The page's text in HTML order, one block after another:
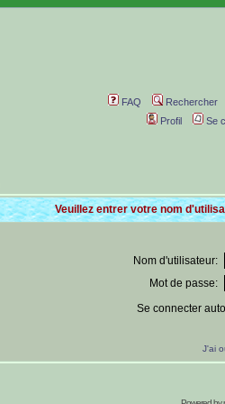
FAQ
Rechercher
Profil
Se
Veuillez entrer votre nom
Nom d'utilisateur:
Mot de passe:
Se connecter
J'ai